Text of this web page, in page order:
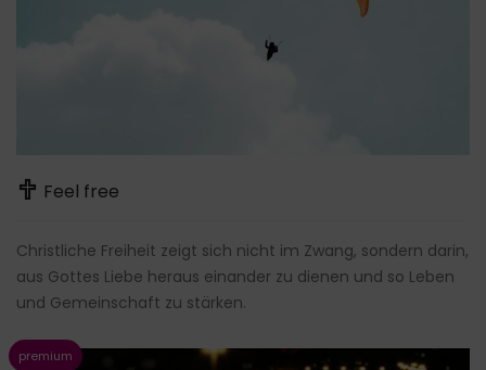
Feel free
Christliche Freiheit zeigt sich nicht im Zwang, sondern darin,
aus Gottes Liebe heraus einander zu dienen und so Leben
und Gemeinschaft zu stärken.